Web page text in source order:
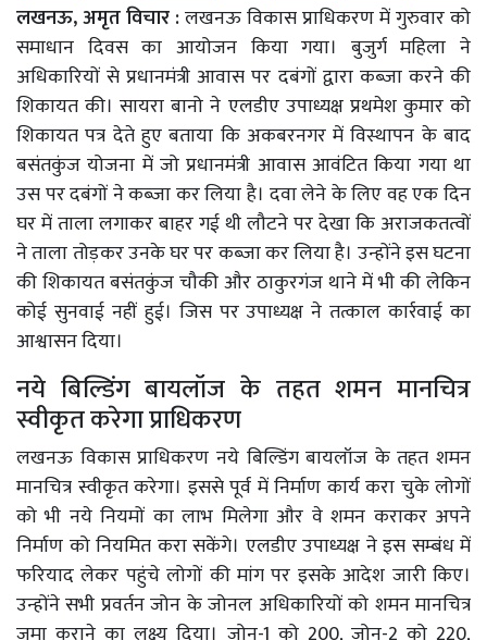
लखनऊ, अमृत विचार :लखनऊ विकास प्राधिकरण में गुरुवार को
समाधान दिवस का आयोजन किया गया। बुजुर्ग महिला ने
अधिकारियों से प्रधानमंत्री आवास पर दबंगों द्वारा कब्जा करने की
शिकायत की। सायरा बानो ने एलडीए उपाध्यक्ष प्रथमेश कुमार को
शिकायत पत्र देते हुए बताया कि अकबरनगर में विस्थापन के बाद
बसंतकुंज योजना में जो प्रधानमंत्री आवास आवंटित किया गया था
उस पर दबंगों ने कब्जा कर लिया है। दवा लेने के लिए वह एक दिन
घर में ताला लगाकर बाहर गई थी लौटने पर देखा कि अराजकतत्वों
ने ताला तोड़कर उनके घर पर कब्जा कर लिया है। उन्होंने इस घटना
की शिकायत बसंतकुंज चौकी और ठाकुरगंज थाने में भी की लेकिन
कोई सुनवाई नहीं हुई। जिस पर उपाध्यक्ष ने तत्काल कार्रवाई का
आश्वासन दिया।
नये बिल्डिंग बायलॉज के तहत शमन मानचित्र
स्वीकृत करेगा प्राधिकरण
लखनऊ विकास प्राधिकरण नये बिल्डिंग बायलॉज के तहत शमन
मानचित्र स्वीकृत करेगा। इससे पूर्व में निर्माण कार्य करा चुके लोगों
को भी नये नियमों का लाभ मिलेगा और वे शमन कराकर अपने
निर्माण को नियमित करा सकेंगे। एलडीए उपाध्यक्ष ने इस सम्बंध में
फरियाद लेकर पहुंचे लोगों की मांग पर इसके आदेश जारी किए।
उन्होंने सभी प्रवर्तन जोन के जोनल अधिकारियों को शमन मानचित्र